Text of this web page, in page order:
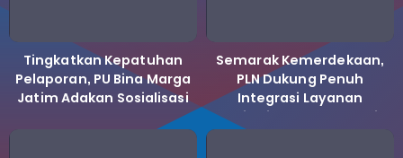
Tingkatkan Kepatuhan
Pelaporan, PU Bina Marga
Jatim Adakan Sosialisasi
Semarak Kemerdekaan,
PLN Dukung Penuh
Integrasi Layanan
Kelistrikan ke Koperasi
Desa Merah Putih.